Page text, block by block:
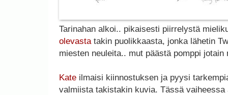
Tarinahan alkoi.. pikaisesti piirrelystä
olevasta takin puolikkaasta, jonka lähetin
miesten neuleita.. mut päästä pomppi jotain
Kate ilmaisi kiinnostuksen ja pyysi
valmiista takistakin kuvia. Tässä